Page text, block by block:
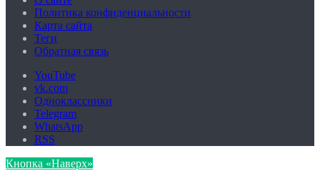
Политика конфиденциальности
Карта сайта
Теги
Обратная связь
YouTube
vk.com
Одноклассники
Telegram
WhatsApp
RSS
Кнопка «Наверх»